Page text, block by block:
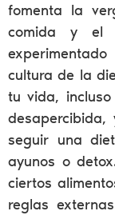
fomenta la
comida y el
cultura de la
tu vida,
seguir una
ayunos o
ciertos
reglas